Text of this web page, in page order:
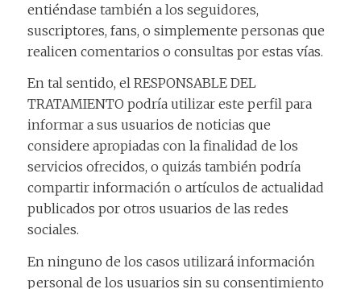
entiéndase también a los seguidores,
suscriptores, fans, o simplemente personas que
realicen comentarios o consultas por estas vías.
En tal sentido, el RESPONSABLE DEL
TRATAMIENTO podría utilizar este perfil para
informar a sus usuarios de noticias que
considere apropiadas con la finalidad de los
servicios ofrecidos, o quizás también podría
compartir información o artículos de actualidad
publicados por otros usuarios de las redes
sociales.
En ninguno de los casos utilizará información
personal de los usuarios sin su consentimiento